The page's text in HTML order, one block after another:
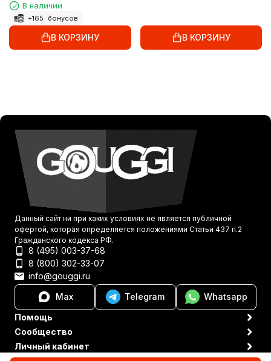
В наличии
+165 бонусов
В КОРЗИНУ В КОРЗИНУ
Данный сайт ни при каких условиях не является публичной
офертой, которая определяется положениями Статьи 437 п.2
Гражданского кодекса РФ.
8 (495) 003-37-68
8 (800) 302-33-07
info@gouggi.ru
Max
Telegram
Whatsapp
Помощь
Сообщество
Личный кабинет
Политика персональных данных